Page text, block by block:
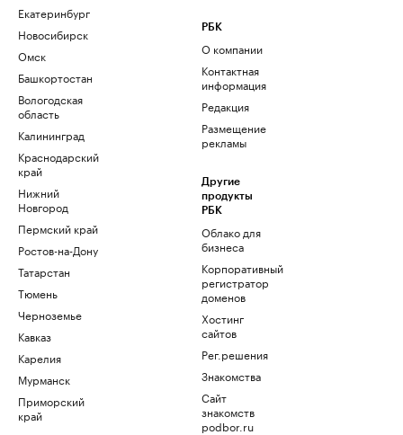
Екатеринбург
Новосибирск
Омск
Башкортостан
Вологодская
область
Калининград
Краснодарский
край
Нижний
Новгород
Пермский край
Ростов-на-Дону
Татарстан
Тюмень
Черноземье
Кавказ
Карелия
Мурманск
Приморский
край
РБК
О компании
Контактная
информация
Редакция
Размещение
рекламы
Другие
продукты
РБК
Облако для
бизнеса
Корпоративный
регистратор
доменов
Хостинг
сайтов
Рег.решения
Знакомства
Сайт
знакомств
podbor.ru